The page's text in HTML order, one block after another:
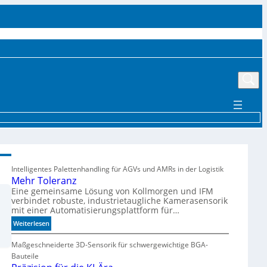
Intelligentes Palettenhandling für AGVs und AMRs in der Logistik
Mehr Toleranz
Eine gemeinsame Lösung von Kollmorgen und IFM
verbindet robuste, industrietaugliche Kamerasensorik
mit einer Automatisierungsplattform für…
Weiterlesen:
M
e
Maßgeschneiderte 3D-Sensorik für schwergewichtige BGA-
Bauteile